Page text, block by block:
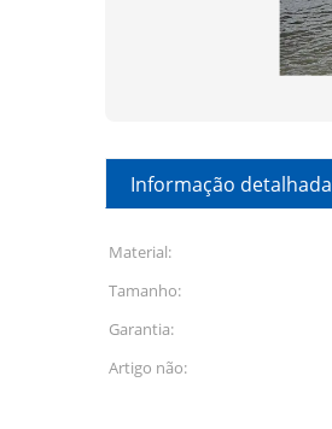
Informação detalhada
Material:
Tamanho:
Garantia:
Artigo não: